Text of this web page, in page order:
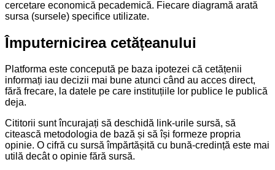
cercetare economică pecademică. Fiecare diagramă arată
sursa (sursele) specifice utilizate.
Împuternicirea cetățeanului
Platforma este concepută pe baza ipotezei că cetățenii
informați iau decizii mai bune atunci când au acces direct,
fără frecare, la datele pe care instituțiile lor publice le publică
deja.
Cititorii sunt încurajați să deschidă link-urile sursă, să
citească metodologia de bază și să își formeze propria
opinie. O cifră cu sursă împărtășită cu bună-credință este mai
utilă decât o opinie fără sursă.